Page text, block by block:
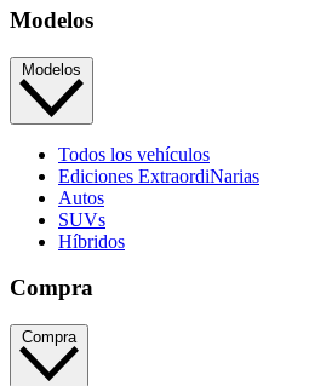
Modelos
Modelos
Todos los vehículos
Ediciones ExtraordiNarias
Autos
SUVs
Híbridos
Compra
Compra